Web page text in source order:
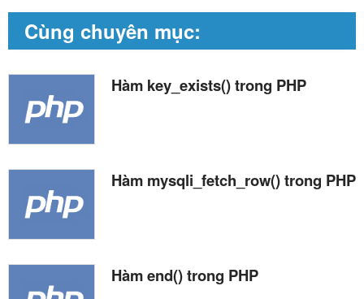
Cùng chuyên mục:
Hàm key_exists() trong PHP
Hàm mysqli_fetch_row() trong PHP
Hàm end() trong PHP